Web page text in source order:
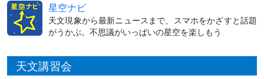
星空ナビ
天文現象から最新ニュースまで、スマホをかざすと話題
がうかぶ。不思議がいっぱいの星空を楽しもう
天文講習会